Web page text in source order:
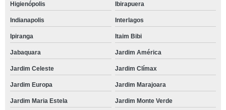
Higienópolis Ibirapuera
Indianapolis Interlagos
Ipiranga Itaim Bibi
Jabaquara Jardim América
Jardim Celeste Jardim Clímax
Jardim Europa Jardim Marajoara
Jardim Maria Estela Jardim Monte Verde